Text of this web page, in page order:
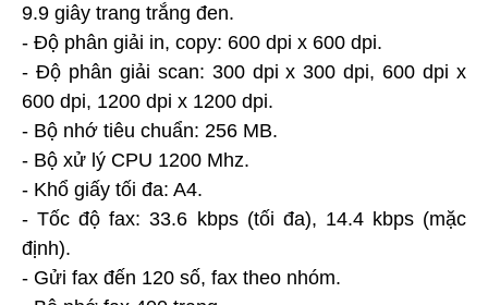
9.9 giây trang trắng đen.
- Độ phân giải in, copy: 600 dpi x 600 dpi.
- Độ phân giải scan: 300 dpi x 300 dpi, 600 dpi x
600 dpi, 1200 dpi x 1200 dpi.
- Bộ nhớ tiêu chuẩn: 256 MB.
- Bộ xử lý CPU 1200 Mhz.
- Khổ giấy tối đa: A4.
- Tốc độ fax: 33.6 kbps (tối đa), 14.4 kbps (mặc
định).
- Gửi fax đến 120 số, fax theo nhóm.